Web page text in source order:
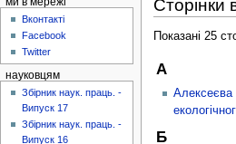
Сторінки
Показані 25
А
Алексеєва
Б
Вконтакті
Facebook
Twitter
науковцям
Збірник наук. праць. -
Випуск 17
Збірник наук. праць. -
Випуск 16